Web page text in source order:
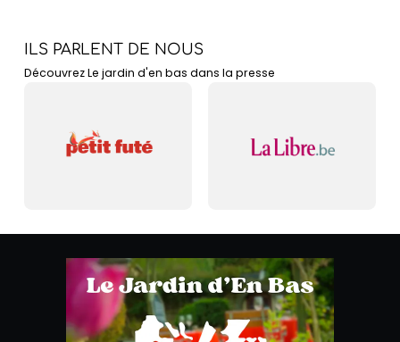
ILS PARLENT DE NOUS
Découvrez Le jardin d'en bas dans la presse